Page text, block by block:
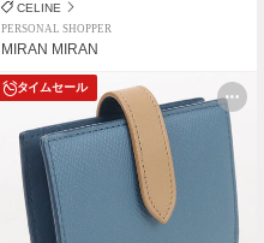
CELINE
PERSONAL SHOPPER
MIRAN MIRAN
タイムセール